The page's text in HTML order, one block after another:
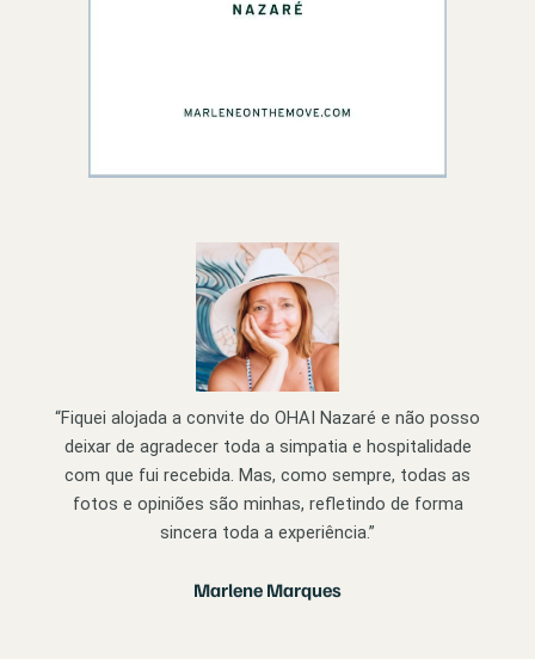
“Fiquei alojada a convite do OHAI Nazaré e não posso
deixar de agradecer toda a simpatia e hospitalidade
com que fui recebida. Mas, como sempre, todas as
fotos e opiniões são minhas, refletindo de forma
sincera toda a experiência.”
Marlene Marques